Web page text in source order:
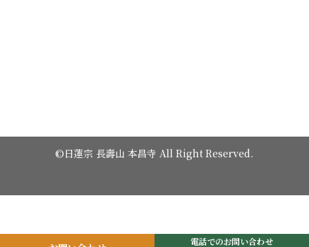
電話でのお問い合わせ
©日蓮宗 長壽山 本昌寺 All Right Reserved.